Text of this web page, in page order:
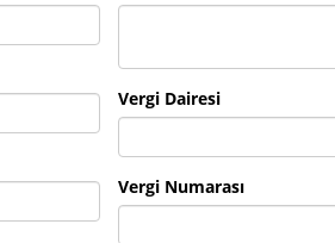
Vergi Dairesi
Vergi Numarası